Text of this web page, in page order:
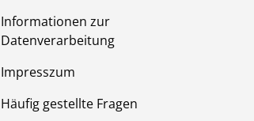
Informationen zur
Datenverarbeitung
Impresszum
Häufig gestellte Fragen